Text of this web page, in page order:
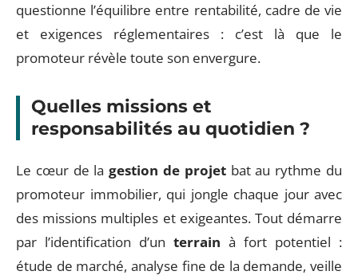
questionne l’équilibre entre rentabilité, cadre de vie
et exigences réglementaires : c’est là que le
promoteur révèle toute son envergure.
Quelles missions et
responsabilités au quotidien ?
Le cœur de lagestion de projetbat au rythme du
promoteur immobilier, qui jongle chaque jour avec
des missions multiples et exigeantes. Tout démarre
par l’identification d’un terrain à fort potentiel :
étude de marché, analyse fine de la demande, veille